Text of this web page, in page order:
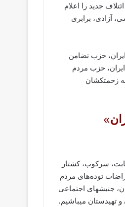
ائتلاف جدید را اعلام
آزادی، برابری
ايران، حزب تضامن
حزب مردم
زحمتکشان
سرکوب، کشتار
توده‌های مردم
جنبشهای اجتماعی
تھيدستان ميباشيم.